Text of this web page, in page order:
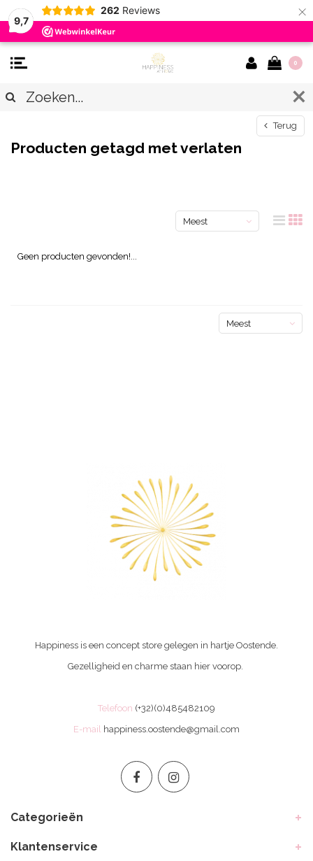
9,7
262 Reviews ×
0
Terug
Producten getagd met verlaten
Meest
Geen producten gevonden!...
Meest
Happiness is een concept store gelegen in hartje Oostende.
Gezelligheid en charme staan hier voorop.
Telefoon (+32)(0)485482109
E-mail happiness.oostende@gmail.com
Categorieën
Klantenservice